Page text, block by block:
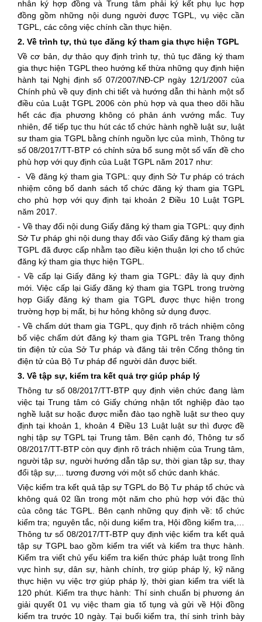
nhân ký hợp đồng và Trung tâm phải ký kết phụ lục hợp
đồng gồm những nội dung người được TGPL, vụ việc cần
TGPL, các công việc chính cần thực hiện.
2. Về trình tự, thủ tục đăng ký tham gia thực hiện TGPL
Về cơ bản, dự thảo quy định trình tự, thủ tục đăng ký tham
gia thực hiện TGPL theo hướng kế thừa những quy định hiện
hành tại Nghị định số 07/2007/NĐ-CP ngày 12/1/2007 của
Chính phủ về quy định chi tiết và hướng dẫn thi hành một số
điều của Luật TGPL 2006 còn phù hợp và qua theo dõi hầu
hết các địa phương không có phản ánh vướng mắc. Tuy
nhiên, để tiếp tục thu hút các tổ chức hành nghề luật sư, luật
sư tham gia TGPL bằng chính nguồn lực của mình, Thông tư
số 08/2017/TT-BTP có chỉnh sửa bổ sung một số vấn đề cho
phù hợp với quy định của Luật TGPL năm 2017 như:
- Về đăng ký tham gia TGPL: quy định Sở Tư pháp có trách
nhiệm công bố danh sách tổ chức đăng ký tham gia TGPL
cho phù hợp với quy định tại khoản 2 Điều 10 Luật TGPL
năm 2017.
- Về thay đổi nội dung Giấy đăng ký tham gia TGPL: quy định
Sở Tư pháp ghi nội dung thay đổi vào Giấy đăng ký tham gia
TGPL đã được cấp nhằm tạo điều kiện thuận lợi cho tổ chức
đăng ký tham gia thực hiện TGPL.
- Về cấp lại Giấy đăng ký tham gia TGPL: đây là quy định
mới. Việc cấp lại Giấy đăng ký tham gia TGPL trong trường
hợp Giấy đăng ký tham gia TGPL được thực hiện trong
trường hợp bị mất, bị hư hỏng không sử dụng được.
- Về chấm dứt tham gia TGPL, quy định rõ trách nhiệm công
bố việc chấm dứt đăng ký tham gia TGPL trên Trang thông
tin điện tử của Sở Tư pháp và đăng tải trên Cổng thông tin
điện tử của Bộ Tư pháp để người dân được biết.
3. Về tập sự, kiểm tra kết quả trợ giúp pháp lý
Thông tư số 08/2017/TT-BTP quy định viên chức đang làm
việc tại Trung tâm có Giấy chứng nhận tốt nghiệp đào tạo
nghề luật sư hoặc được miễn đào tạo nghề luật sư theo quy
định tại khoản 1, khoản 4 Điều 13 Luật luật sư thì được đề
nghị tập sự TGPL tại Trung tâm. Bên cạnh đó, Thông tư số
08/2017/TT-BTP còn quy định rõ trách nhiệm của Trung tâm,
người tập sự, người hướng dẫn tập sự, thời gian tập sự, thay
đổi tập sự,... tương đương với một số chức danh khác.
Việc kiểm tra kết quả tập sự TGPL do Bộ Tư pháp tổ chức và
không quá 02 lần trong một năm cho phù hợp với đặc thù
của công tác TGPL. Bên cạnh những quy định về: tổ chức
kiểm tra; nguyên tắc, nội dung kiểm tra, Hội đồng kiểm tra,…
Thông tư số 08/2017/TT-BTP quy định việc kiểm tra kết quả
tập sự TGPL bao gồm kiểm tra viết và kiểm tra thực hành.
Kiểm tra viết chủ yếu kiểm tra kiến thức pháp luật trong lĩnh
vực hình sự, dân sự, hành chính, trợ giúp pháp lý, kỹ năng
thực hiện vụ việc trợ giúp pháp lý, thời gian kiểm tra viết là
120 phút. Kiểm tra thực hành: Thí sinh chuẩn bị phương án
giải quyết 01 vụ việc tham gia tố tụng và gửi về Hội đồng
kiểm tra trước 10 ngày. Tại buổi kiểm tra, thí sinh trình bày